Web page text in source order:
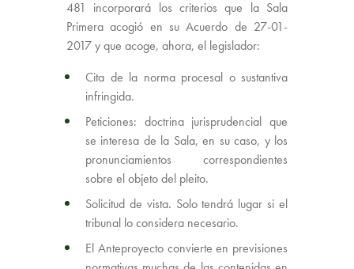
481 incorporará los criterios que la Sala
Primera acogió en su Acuerdo de 27-01-
2017 y que acoge, ahora, el legislador:
Cita de la norma procesal o sustantiva
infringida.
Peticiones: doctrina jurisprudencial que
se interesa de la Sala, en su caso, y los
pronunciamientos correspondientes
sobre el objeto del pleito.
Solicitud de vista. Solo tendrá lugar si el
tribunal lo considera necesario.
El Anteproyecto convierte en previsiones